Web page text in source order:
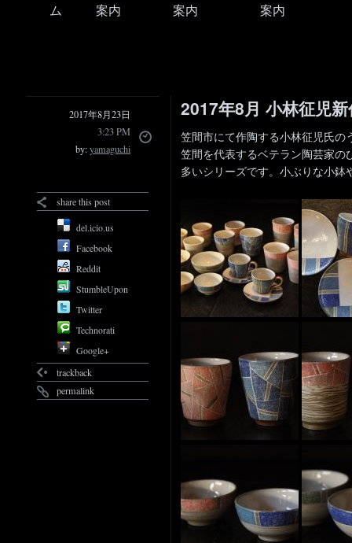
ム
案内
案内
案内
2017年8月23日
3:23 PM
by:yamaguchi
share this post
del.icio.us
Facebook
Reddit
StumbleUpon
Twitter
Technorati
Google+
trackback
permalink
2017年8月 小林征児
笠間市にて作陶する小林征児氏の
笠間を代表するベテラン陶芸家
多いシリーズです。小ぶりな小